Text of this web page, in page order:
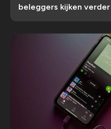
beleggers kijken